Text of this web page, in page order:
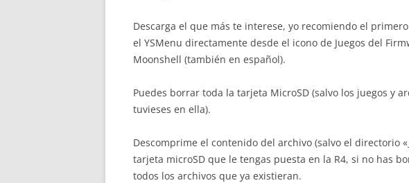
Descarga el que más te interese, yo recomiendo el
el YSMenu directamente desde el icono de Juegos del
Moonshell (también en español).
Puedes borrar toda la tarjeta MicroSD (salvo los juegos y
tuvieses en ella).
Descomprime el contenido del archivo (salvo el directorio
tarjeta microSD que le tengas puesta en la R4, si no has
todos los archivos que ya existieran.